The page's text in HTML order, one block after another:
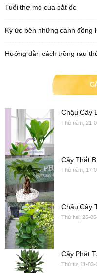
Tuổi thơ mò cua bắt ốc
Ký ức bên những cánh đồng
Hướng dẫn cách trồng rau
Chậu Cây
Thứ năm, 21-
Cây Thắt
Thứ năm, 17-
Chậu Cây
Thứ hai, 25-
Cây Phát
Thứ tư, 11-03-